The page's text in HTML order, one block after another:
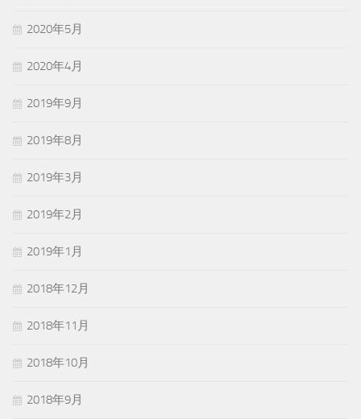
2020年5月
2020年4月
2019年9月
2019年8月
2019年3月
2019年2月
2019年1月
2018年12月
2018年11月
2018年10月
2018年9月